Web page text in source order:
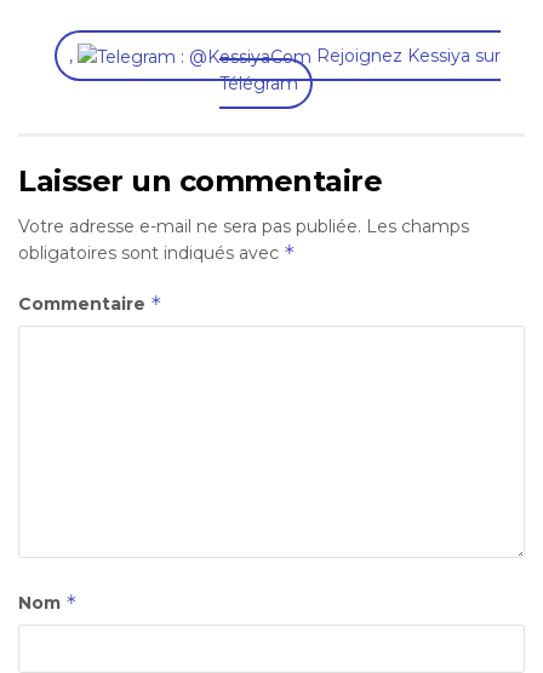
,
Rejoignez Kessiya sur
Télégram
Laisser un commentaire
Votre adresse e-mail ne sera pas publiée. Les champs
obligatoires sont indiqués avec *
Commentaire *
Nom *